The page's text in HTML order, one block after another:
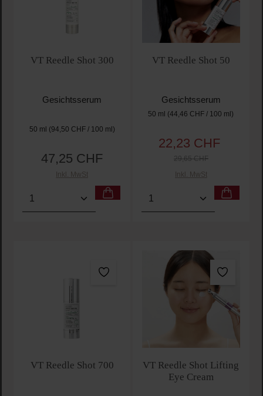
VT Reedle Shot 300
Gesichtsserum
50 ml (94,50 CHF / 100 ml)
Regulärer Preis:
47,25 CHF
Inkl. MwSt
Produkt Anzahl: Gib den gewünschten Wert ein
VT Reedle Shot 50
Gesichtsserum
50 ml (44,46 CHF / 100 ml)
Verkaufspreis:
22,23 CHF
29,65 CHF
Inkl. MwSt
Produkt Anzahl: Gib
VT Reedle Shot 700
VT Reedle Shot Lifting
Eye Cream